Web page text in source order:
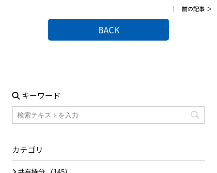
｜ 前の記事 ＞
BACK
キーワード
カテゴリ